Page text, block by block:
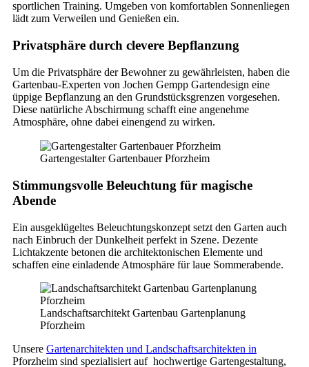
sportlichen Training. Umgeben von komfortablen Sonnenliegen
lädt zum Verweilen und Genießen ein.
Privatsphäre durch clevere Bepflanzung
Um die Privatsphäre der Bewohner zu gewährleisten, haben die
Gartenbau-Experten von Jochen Gempp Gartendesign eine
üppige Bepflanzung an den Grundstücksgrenzen vorgesehen.
Diese natürliche Abschirmung schafft eine angenehme
Atmosphäre, ohne dabei einengend zu wirken.
Gartengestalter Gartenbauer Pforzheim
Stimmungsvolle Beleuchtung für magische
Abende
Ein ausgeklügeltes Beleuchtungskonzept setzt den Garten auch
nach Einbruch der Dunkelheit perfekt in Szene. Dezente
Lichtakzente betonen die architektonischen Elemente und
schaffen eine einladende Atmosphäre für laue Sommerabende.
Landschaftsarchitekt Gartenbau Gartenplanung
Pforzheim
Unsere Gartenarchitekten und Landschaftsarchitekten in
Pforzheim sind spezialisiert auf hochwertige Gartengestaltung,